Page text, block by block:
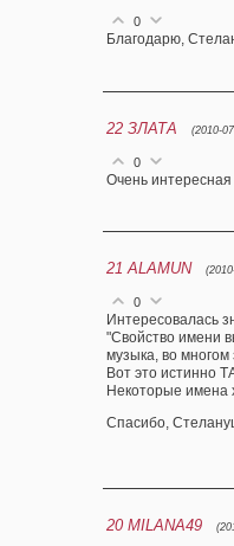
0
Благодарю,
22 ЗЛАТА (2010-
0
Очень
21 ALAMUN
0
Интересовалась
"Свойство имени
музыка, во
Вот это истинно
Некоторые имена
Спасибо,
20 MILANA49